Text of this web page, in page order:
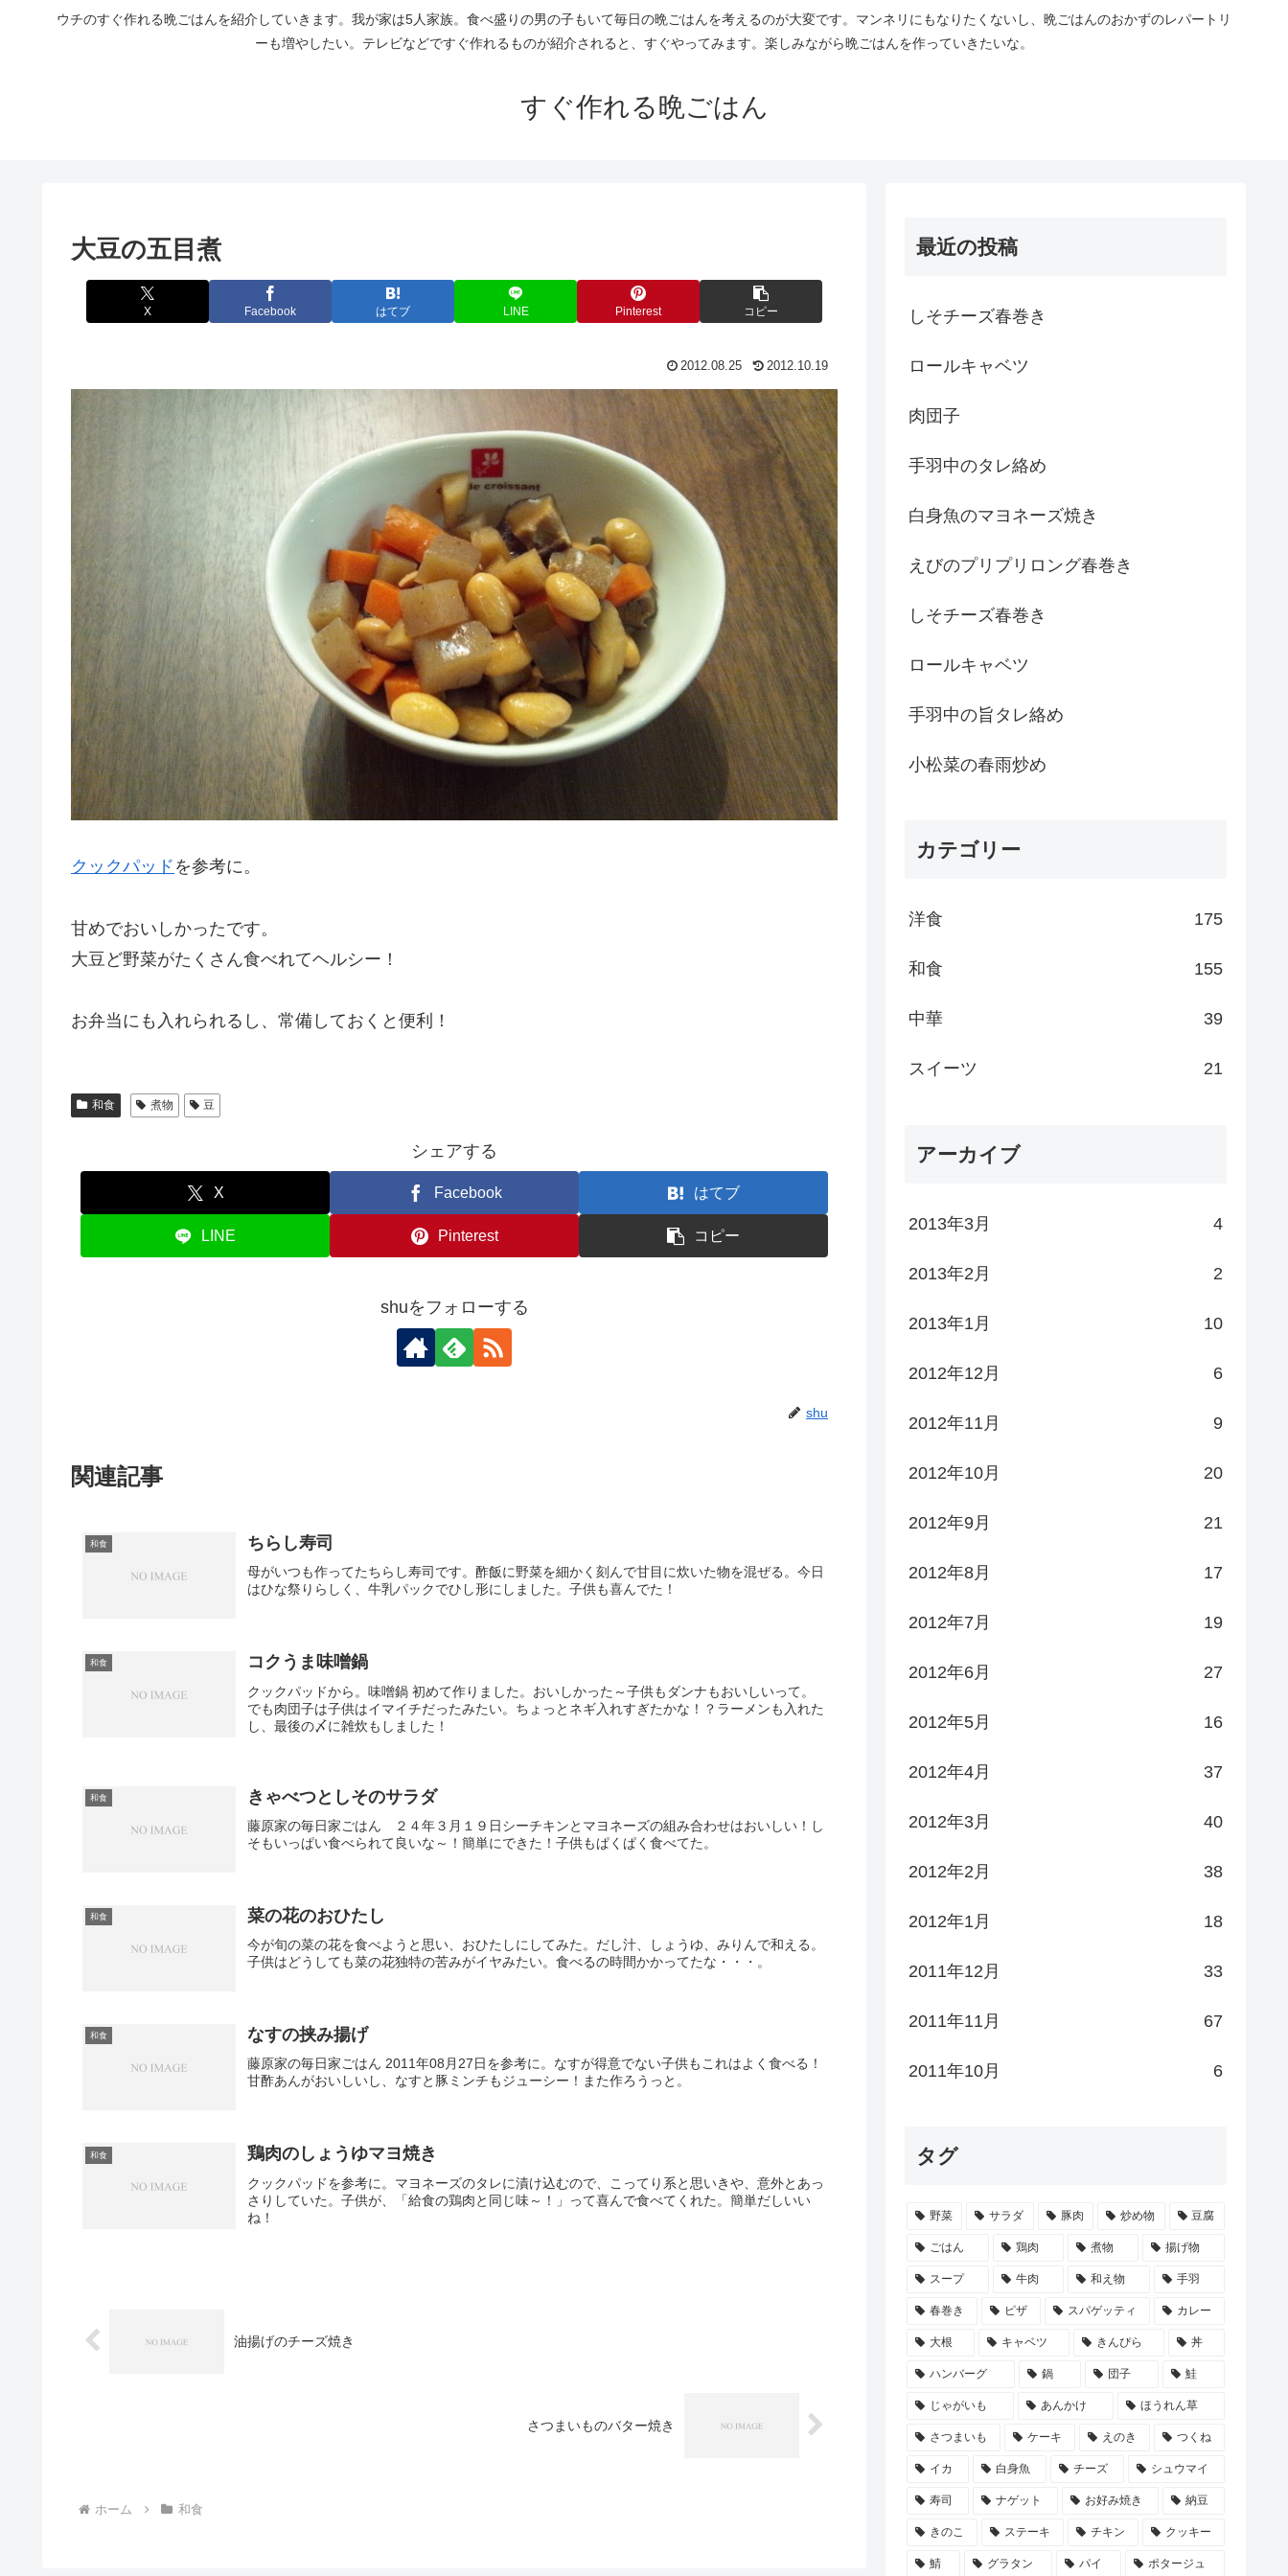
ウチのすぐ作れる晩ごはんを紹介していきます。我が家は5人家族。食べ盛りの男の子もいて毎日の晩ごはんを考えるのが大変です。マンネリにもなりたくないし、晩ごはんのおかずのレパートリ
ーも増やしたい。テレビなどですぐ作れるものが紹介されると、すぐやってみます。楽しみながら晩ごはんを作っていきたいな。
すぐ作れる晩ごはん
大豆の五目煮
X Facebook はてブ LINE Pinterest コピー
2012.08.25 2012.10.19
クックパッド を参考に。
甘めでおいしかったです。
大豆ど野菜がたくさん食べれてヘルシー！
お弁当にも入れられるし、常備しておくと便利！
和食 煮物 豆
シェアする
X Facebook はてブ
LINE Pinterest コピー
shuをフォローする
shu
関連記事
和食 ちらし寿司
母がいつも作ってたちらし寿司です。酢飯に野菜を細かく刻んで甘目に炊いた物を混ぜる。今日
はひな祭りらしく、牛乳パックでひし形にしました。子供も喜んでた！
和食 コクうま味噌鍋
クックパッドから。味噌鍋 初めて作りました。おいしかった～子供もダンナもおいしいって。
でも肉団子は子供はイマイチだったみたい。ちょっとネギ入れすぎたかな！？ラーメンも入れた
し、最後の〆に雑炊もしました！
和食 きゃべつとしそのサラダ
藤原家の毎日家ごはん ２４年３月１９日シーチキンとマヨネーズの組み合わせはおいしい！し
そもいっぱい食べられて良いな～！簡単にできた！子供もぱくぱく食べてた。
和食 菜の花のおひたし
今が旬の菜の花を食べようと思い、おひたしにしてみた。だし汁、しょうゆ、みりんで和える。
子供はどうしても菜の花独特の苦みがイヤみたい。食べるの時間かかってたな・・・。
和食 なすの挟み揚げ
藤原家の毎日家ごはん 2011年08月27日を参考に。なすが得意でない子供もこれはよく食べる！
甘酢あんがおいしいし、なすと豚ミンチもジューシー！また作ろうっと。
和食 鶏肉のしょうゆマヨ焼き
クックパッドを参考に。マヨネーズのタレに漬け込むので、こってり系と思いきや、意外とあっ
さりしていた。子供が、「給食の鶏肉と同じ味～！」って喜んで食べてくれた。簡単だしいい
ね！
油揚げのチーズ焼き
さつまいものバター焼き
ホーム 和食
最近の投稿
しそチーズ春巻き
ロールキャベツ
肉団子
手羽中のタレ絡め
白身魚のマヨネーズ焼き
えびのプリプリロング春巻き
しそチーズ春巻き
ロールキャベツ
手羽中の旨タレ絡め
小松菜の春雨炒め
カテゴリー
洋食 175
和食 155
中華 39
スイーツ 21
アーカイブ
2013年3月 4
2013年2月 2
2013年1月 10
2012年12月 6
2012年11月 9
2012年10月 20
2012年9月 21
2012年8月 17
2012年7月 19
2012年6月 27
2012年5月 16
2012年4月 37
2012年3月 40
2012年2月 38
2012年1月 18
2011年12月 33
2011年11月 67
2011年10月 6
タグ
野菜 サラダ 豚肉 炒め物 豆腐
ごはん 鶏肉 煮物 揚げ物
スープ 牛肉 和え物 手羽
春巻き ピザ スパゲッティ カレー
大根 キャベツ きんぴら 丼
ハンバーグ 鍋 団子 鮭
じゃがいも あんかけ ほうれん草
さつまいも ケーキ えのき つくね
イカ 白身魚 チーズ シュウマイ
寿司 ナゲット お好み焼き 納豆
きのこ ステーキ チキン クッキー
鯖 グラタン パイ ポタージュ